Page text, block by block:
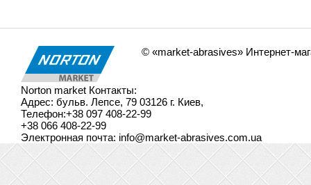
Шлифовальный круг ВАЗ 25А
F60 200х20х32 Тип 01
200х20х32 25A F60 L 7V 35m/s Тип 01
прямой профиль
© «market-abrasives» Интернет-
Norton market Контакты:
Адрес: бульв. Лепсе, 79 03126 г. Киев,
Телефон:+38 097 408-22-99
+38 066 408-22-99
Электронная почта: info@market-abrasives.com.ua